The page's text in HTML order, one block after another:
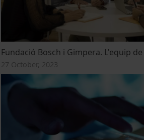
Fundació Bosch i Gimpera. L'equip
27 October, 2023